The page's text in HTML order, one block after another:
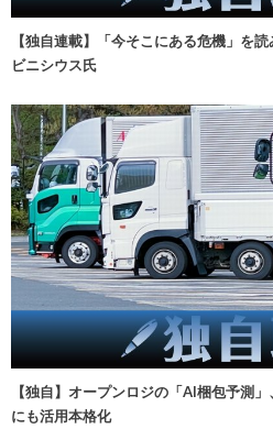
【独自連載】「今そこにある危機」を
ビニシウス氏
【独自】オープンロジの「AI梱包予測
にも活用本格化